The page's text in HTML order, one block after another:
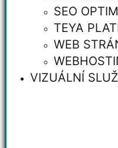
SEO
TEYA
WEB
VIZUÁLNÍ